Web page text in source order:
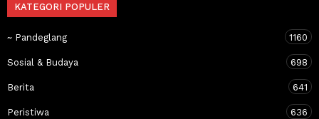
KATEGORI POPULER
~ Pandeglang 1160
Sosial & Budaya 698
Berita 641
Peristiwa 636